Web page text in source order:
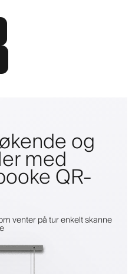
og
med
QR-
venter på tur enkelt skanne